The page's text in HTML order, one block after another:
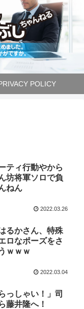
POLICY
ティ行動やから
坊将軍ソロで負
ねん
2022.03.26
るかさん、特殊
ロなポーズをさ
ｗｗｗ
2022.03.04
っしゃい！」司
藤井隆へ！